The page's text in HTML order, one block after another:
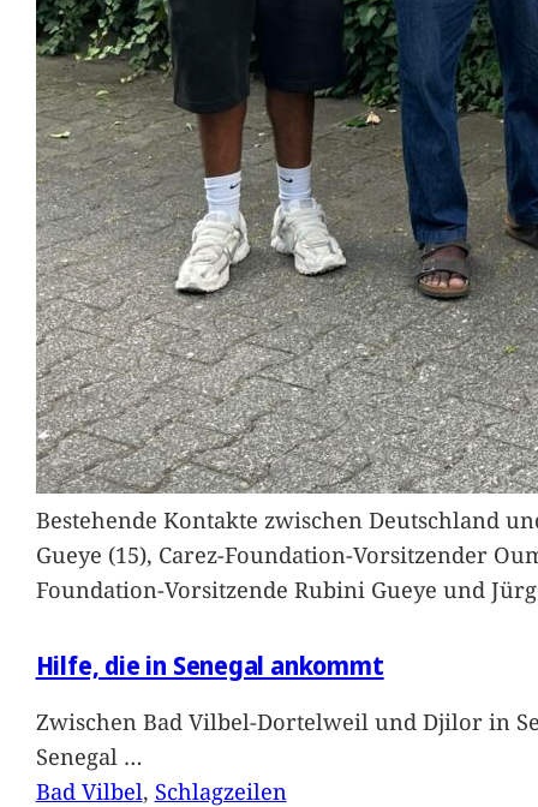
Bestehende Kontakte zwischen Deutschland
Gueye (15), Carez-Foundation-Vorsitzender
Foundation-Vorsitzende Rubini Gueye und
Hilfe, die in Senegal ankommt
Zwischen Bad Vilbel-Dortelweil und Djilor in
Senegal …
Bad Vilbel, Schlagzeilen